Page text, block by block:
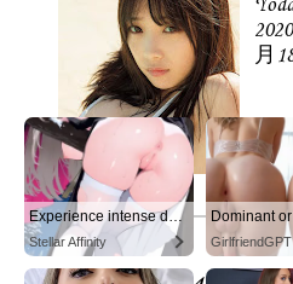
Experience intense desire for girls anytime, anywhere.
Stellar Affinity GirlfriendGPT
月
Idol